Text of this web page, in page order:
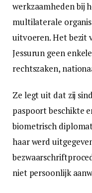
werkzaamheden bij
multilaterale
uitvoeren. Het bezit
Jessurun geen
rechtszaken,
Ze legt uit dat zij
paspoort beschikte
biometrisch
haar werd
niet persoonlijk